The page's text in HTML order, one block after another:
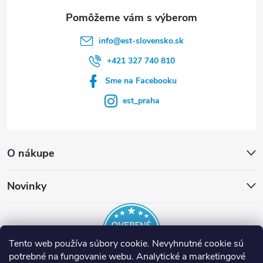
Tento web používa súbory cookie. Nevyhnutné cookie sú
potrebné na fungovanie webu. Analytické a marketingové
O nákupe
Novinky
info@est-slovensko.sk
+421 327 740 810
Sme na Facebooku
est_praha